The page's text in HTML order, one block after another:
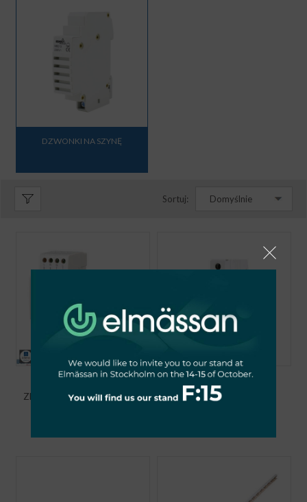
DZWONKI NA SZYNĘ
Sortuj: Domyślnie
ZMIERZCHOWY 20A 2-100
DZWONEK NA SZYNĘ
230V SCHELINGER